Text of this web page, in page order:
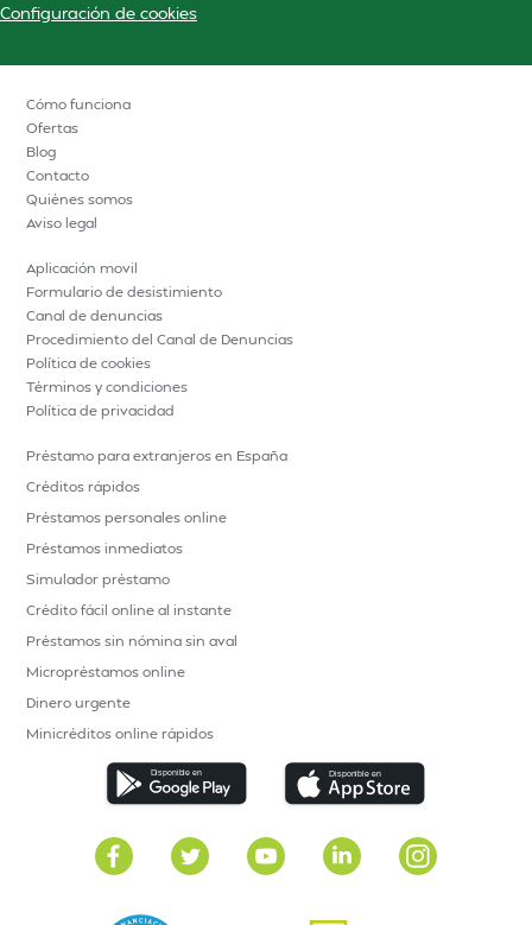
Configuración de cookies
Cómo funciona
Ofertas
Blog
Contacto
Quiénes somos
Aviso legal
Aplicación movil
Formulario de desistimiento
Canal de denuncias
Procedimiento del Canal de Denuncias
Política de cookies
Términos y condiciones
Política de privacidad
Préstamo para extranjeros en España
Créditos rápidos
Préstamos personales online
Préstamos inmediatos
Simulador préstamo
Crédito fácil online al instante
Préstamos sin nómina sin aval
Micropréstamos online
Dinero urgente
Minicréditos online rápidos